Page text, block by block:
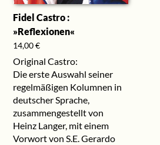
Fidel Castro :
»Reflexionen«
14,00€
Original Castro:
Die erste Auswahl seiner
regelmäßigen Kolumnen in
deutscher Sprache,
zusammengestellt von
Heinz Langer, mit einem
Vorwort von S.E. Gerardo